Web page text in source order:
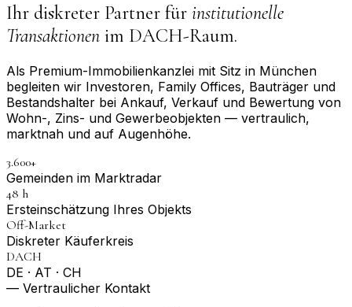
Ihr diskreter Partner für institutionelle
Transaktionen im DACH-Raum.
Als Premium-Immobilienkanzlei mit Sitz in München
begleiten wir Investoren, Family Offices, Bauträger und
Bestandshalter bei Ankauf, Verkauf und Bewertung von
Wohn-, Zins- und Gewerbeobjekten — vertraulich,
marktnah und auf Augenhöhe.
3.600+
Gemeinden im Marktradar
48 h
Erst­einschätzung Ihres Objekts
Off-Market
Diskreter Käuferkreis
DACH
DE · AT · CH
— Vertraulicher Kontakt